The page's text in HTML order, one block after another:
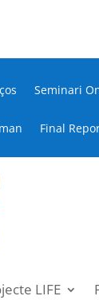
Seminari
Final
LIFE